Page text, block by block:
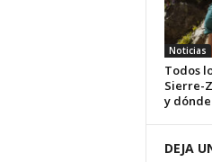
Noticias
Todos
Sierre-
y
DEJA